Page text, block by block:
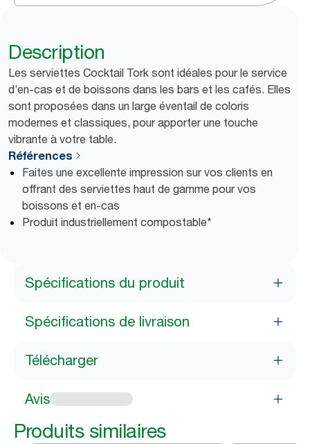
Description
Les serviettes Cocktail Tork sont idéales pour le service
d’en-cas et de boissons dans les bars et les cafés. Elles
sont proposées dans un large éventail de coloris
modernes et classiques, pour apporter une touche
vibrante à votre table.
Références
Faites une excellente impression sur vos clients en
offrant des serviettes haut de gamme pour vos
boissons et en-cas
Produit industriellement compostable*
Spécifications du produit
Spécifications de livraison
Télécharger
Avis
Produits similaires